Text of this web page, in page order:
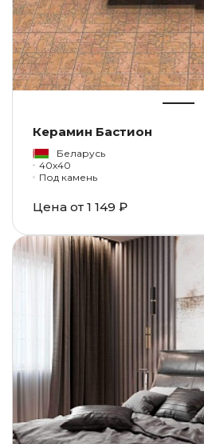
Керамин Бастион
Беларусь
40x40
Под камень
Цена от 1 149 ₽